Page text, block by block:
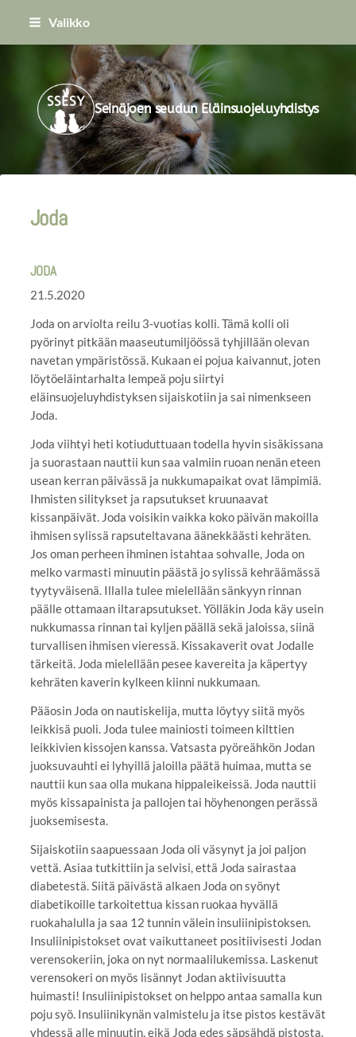
Siirry
Valikko
Seinäjoen seudun Eläinsuojeluyhdistys
Joda
JODA
21.5.2020
Joda on arviolta reilu 3-vuotias kolli. Tämä kolli oli
pyörinyt pitkään maaseutumiljöössä tyhjillään olevan
navetan ympäristössä. Kukaan ei pojua kaivannut, joten
löytöeläintarhalta lempeä poju siirtyi
eläinsuojeluyhdistyksen sijaiskotiin ja sai nimenkseen
Joda.
Joda viihtyi heti kotiuduttuaan todella hyvin sisäkissana
ja suorastaan nauttii kun saa valmiin ruoan nenän eteen
usean kerran päivässä ja nukkumapaikat ovat lämpimiä.
Ihmisten silitykset ja rapsutukset kruunaavat
kissanpäivät. Joda voisikin vaikka koko päivän makoilla
ihmisen sylissä rapsuteltavana äänekkäästi kehräten.
Jos oman perheen ihminen istahtaa sohvalle, Joda on
melko varmasti minuutin päästä jo sylissä kehräämässä
tyytyväisenä. Illalla tulee mielellään sänkyyn rinnan
päälle ottamaan iltarapsutukset. Yölläkin Joda käy usein
nukkumassa rinnan tai kyljen päällä sekä jaloissa, siinä
turvallisen ihmisen vieressä. Kissakaverit ovat Jodalle
tärkeitä. Joda mielellään pesee kavereita ja käpertyy
kehräten kaverin kylkeen kiinni nukkumaan.
Pääosin Joda on nautiskelija, mutta löytyy siitä myös
leikkisä puoli. Joda tulee mainiosti toimeen kilttien
leikkivien kissojen kanssa. Vatsasta pyöreähkön Jodan
juoksuvauhti ei lyhyillä jaloilla päätä huimaa, mutta se
nauttii kun saa olla mukana hippaleikeissä. Joda nauttii
myös kissapainista ja pallojen tai höyhenongen perässä
juoksemisesta.
Sijaiskotiin saapuessaan Joda oli väsynyt ja joi paljon
vettä. Asiaa tutkittiin ja selvisi, että Joda sairastaa
diabetestä. Siitä päivästä alkaen Joda on syönyt
diabetikoille tarkoitettua kissan ruokaa hyvällä
ruokahalulla ja saa 12 tunnin välein insuliinipistoksen.
Insuliinipistokset ovat vaikuttaneet positiivisesti Jodan
verensokeriin, joka on nyt normaalilukemissa. Laskenut
verensokeri on myös lisännyt Jodan aktiivisuutta
huimasti! Insuliinipistokset on helppo antaa samalla kun
poju syö. Insuliinikynän valmistelu ja itse pistos kestävät
yhdessä alle minuutin, eikä Joda edes säpsähdä pistosta.